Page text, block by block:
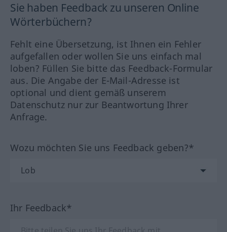
Sie haben Feedback zu unseren Online
Wörterbüchern?
Fehlt eine Übersetzung, ist Ihnen ein Fehler
aufgefallen oder wollen Sie uns einfach mal
loben? Füllen Sie bitte das Feedback-Formular
aus. Die Angabe der E-Mail-Adresse ist
optional und dient gemäß unserem
Datenschutz nur zur Beantwortung Ihrer
Anfrage.
Wozu möchten Sie uns Feedback geben?*
Ihr Feedback*